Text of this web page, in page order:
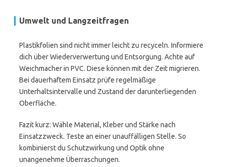
Umwelt und Langzeitfragen
Plastikfolien sind nicht immer leicht zu recyceln. Informiere
dich über Wiederverwertung und Entsorgung. Achte auf
Weichmacher in PVC. Diese können mit der Zeit migrieren.
Bei dauerhaftem Einsatz prüfe regelmäßige
Unterhaltsintervalle und Zustand der darunterliegenden
Oberfläche.
Fazit kurz: Wähle Material, Kleber und Stärke nach
Einsatzzweck. Teste an einer unauffälligen Stelle. So
kombinierst du Schutzwirkung und Optik ohne
unangenehme Überraschungen.